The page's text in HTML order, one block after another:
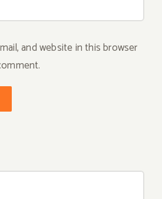
and website in this browser